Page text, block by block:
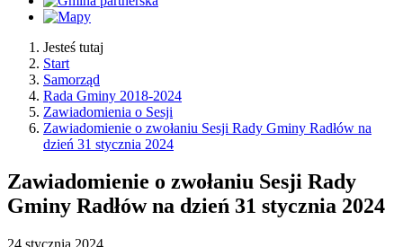
Jesteś tutaj
Start
Samorząd
Rada Gminy 2018-2024
Zawiadomienia o Sesji
Zawiadomienie o zwołaniu Sesji Rady Gminy Radłów na
dzień 31 stycznia 2024
Zawiadomienie o zwołaniu Sesji Rady
Gminy Radłów na dzień 31 stycznia 2024